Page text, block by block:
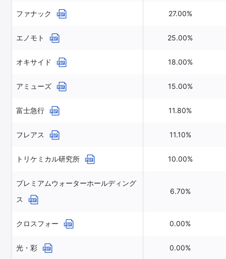
ファナック 27.00%
エノモト 25.00%
オキサイド 18.00%
アミューズ 15.00%
富士急行 11.80%
フレアス 11.10%
トリケミカル研究所 10.00%
プレミアムウォーターホールディング
ス
6.70%
クロスフォー 0.00%
光・彩 0.00%